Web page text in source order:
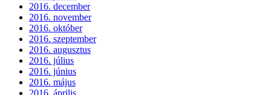
2016. december
2016. november
2016. október
2016. szeptember
2016. augusztus
2016. július
2016. június
2016. május
2016. április